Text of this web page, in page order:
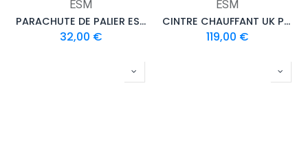
ESM
PARACHUTE DE PALIER ESM AVEC POCHE
32,00 €
ESM
CINTRE CHAUFFANT UK POUR VÊTEMENT ÉTANCHE
119,00 €